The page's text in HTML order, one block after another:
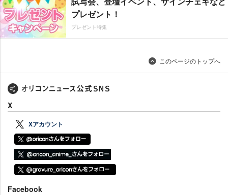
プレゼント！
プレゼント特集
このページのトップへ
X
Xアカウント
Facebook